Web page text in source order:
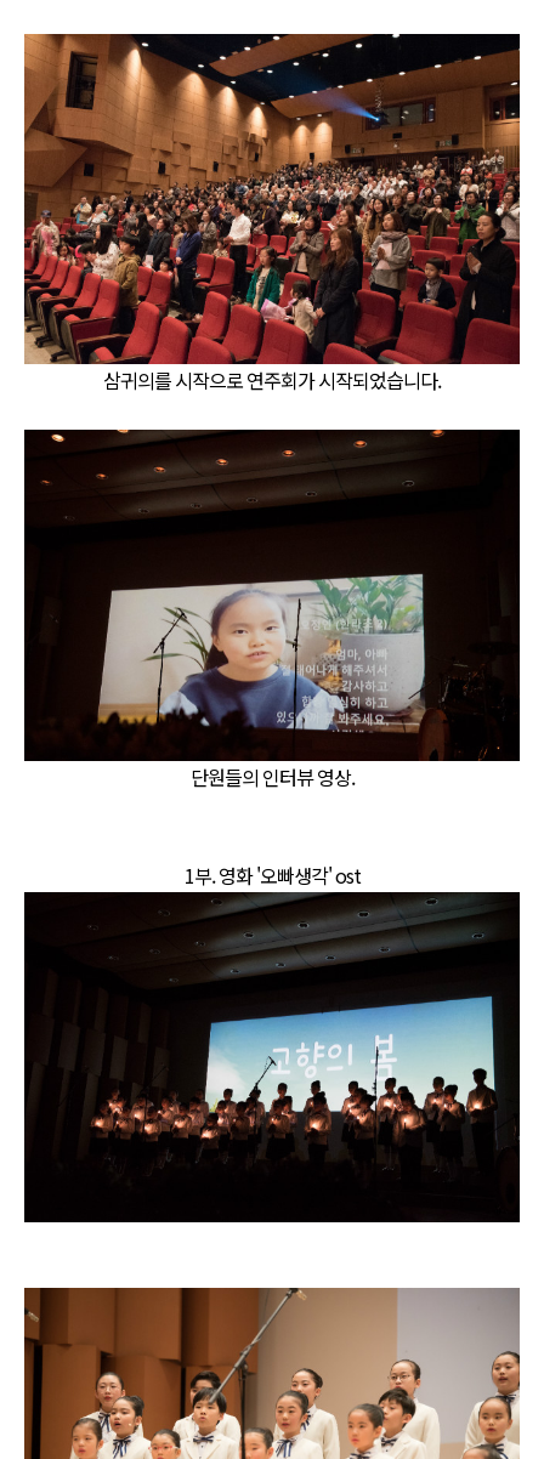
삼귀의를 시작으로 연주회가 시작되었습니다.
단원들의 인터뷰 영상.
1부. 영화 '오빠생각' ost